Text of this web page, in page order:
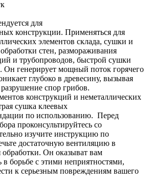
для
конструкции. Применяться для
элементов склада, сушки и
стен, размораживания
и трубопроводов, быстрой сушки
Он генерирует мощный поток горячего
глубоко в древесину, вызывая
спор грибов.
конструкций и неметаллических
сушка клеевых
по использованию. Перед
проконсультируйтесь со
изучите инструкцию по
достаточную вентиляцию в
Он оказыват вам
борьбе с этими неприятностями,
к серьезным повреждениям вашего